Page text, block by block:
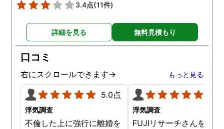
3.4点(11件)
詳細を見る 無料見積もり
口コミ
右にスクロールできます→ もっと見る
5.0点
浮気調査
不倫した上に強行に離婚を
浮気調査
FUJIリサーチさんをご紹